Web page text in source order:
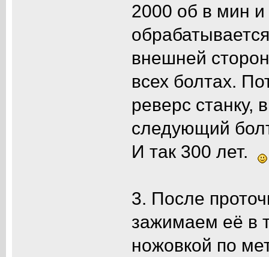
2000 об в мин
внешней
всех болтах.
реверс станку,
следующий
И так 300 лет.
3. После
зажимаем её в
ножовкой по